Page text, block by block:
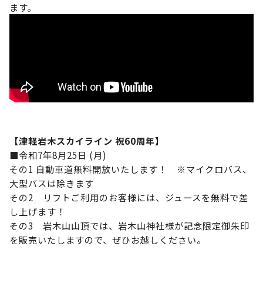
ます。
【津軽岩木スカイライン 祝60周年】
■令和7年8月25日 (月)
その1 自動車道無料開放いたします！ ※マイクロバス、
大型バスは除きます
その2 リフトご利用のお客様には、ジュースを無料で差
し上げます！
その3 岩木山山頂では、岩木山神社様が記念限定御朱印
を販売いたしますので、ぜひお越しください。